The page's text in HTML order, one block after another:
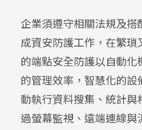
企業須遵守相關法規及
成資安防護工作，在繁瑣
的端點安全防護以自動化
的管理效率，智慧化的設
動執行資料搜集、統計與
過螢幕監視、遠端連線與